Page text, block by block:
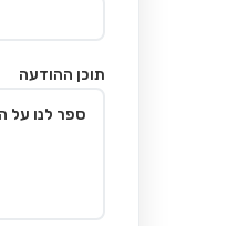
תוכן ההודעה